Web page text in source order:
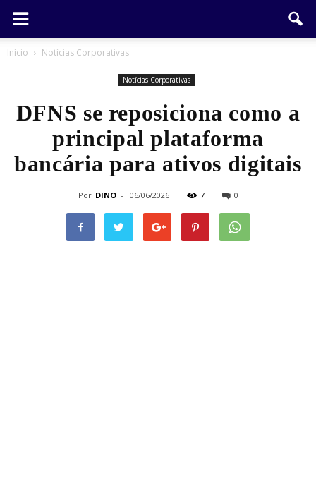
Início Notícias Corporativas
Notícias Corporativas
DFNS se reposiciona como a
principal plataforma
bancária para ativos digitais
Por DINO - 06/06/2026 7 0